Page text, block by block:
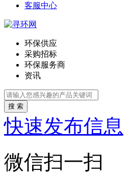
客服中心
环保供应
采购招标
环保服务商
资讯
搜 索
快速发布信息
微信扫一扫